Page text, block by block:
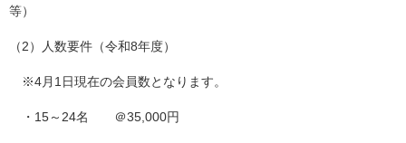
等）
（2）人数要件（令和8年度）
※4月1日現在の会員数となります。
・15～24名 ＠35,000円